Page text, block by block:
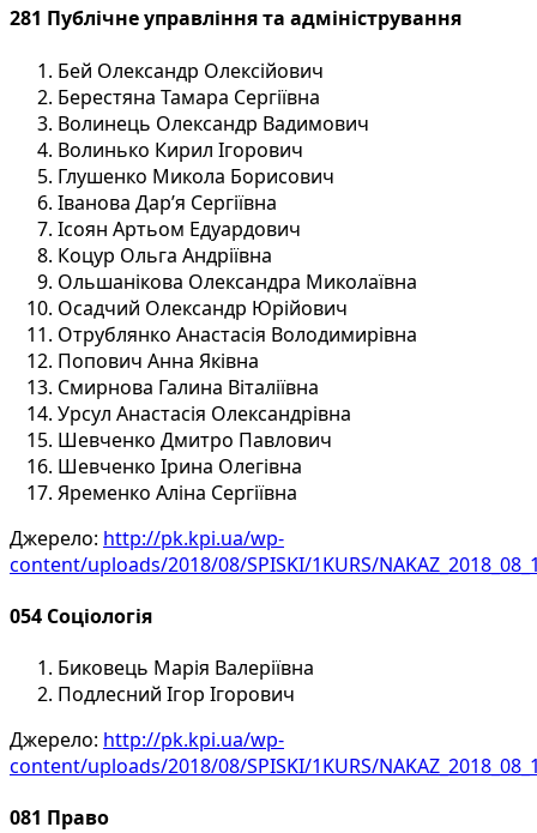
281 Публічне управління та адміністрування
Бей Олександр Олексійович
Берестяна Тамара Сергіївна
Волинець Олександр Вадимович
Волинько Кирил Ігорович
Глушенко Микола Борисович
Іванова Дар’я Сергіївна
Ісоян Артьом Едуардович
Коцур Ольга Андріївна
Ольшанікова Олександра Миколаївна
Осадчий Олександр Юрійович
Отрублянко Анастасія Володимирівна
Попович Анна Яківна
Смирнова Галина Віталіївна
Урсул Анастасія Олександрівна
Шевченко Дмитро Павлович
Шевченко Ірина Олегівна
Яременко Аліна Сергіївна
Джерело: http://pk.kpi.ua/wp-
content/uploads/2018/08/SPISKI/1KURS/
054 Соціологія
Биковець Марія Валеріївна
Подлесний Ігор Ігорович
Джерело: http://pk.kpi.ua/wp-
content/uploads/2018/08/SPISKI/1KURS/
081 Право